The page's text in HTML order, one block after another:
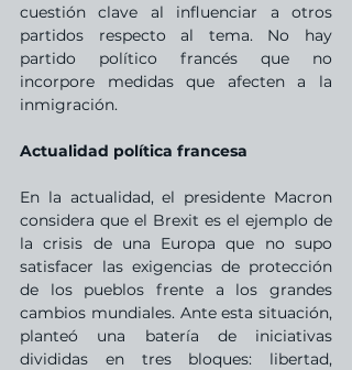
cuestión clave al influenciar a otros
partidos respecto al tema. No hay
partido político francés que no
incorpore medidas que afecten a la
inmigración.
Actualidad política francesa
En la actualidad, el presidente Macron
considera que el Brexit es el ejemplo de
la crisis de una Europa que no supo
satisfacer las exigencias de protección
de los pueblos frente a los grandes
cambios mundiales. Ante esta situación,
planteó una batería de iniciativas
divididas en tres bloques: libertad,